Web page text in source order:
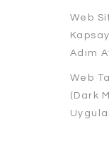
Web
Adım
Web
(Dark